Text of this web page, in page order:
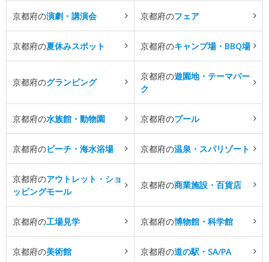
京都府の演劇・講演会 京都府のフェア
京都府の夏休みスポット 京都府のキャンプ場・BBQ場
京都府のグランピング
京都府の遊園地・テーマパー
ク
京都府の水族館・動物園 京都府のプール
京都府のビーチ・海水浴場 京都府の温泉・スパリゾート
京都府のアウトレット・ショ
ッピングモール
京都府の商業施設・百貨店
京都府の工場見学 京都府の博物館・科学館
京都府の美術館 京都府の道の駅・SA/PA